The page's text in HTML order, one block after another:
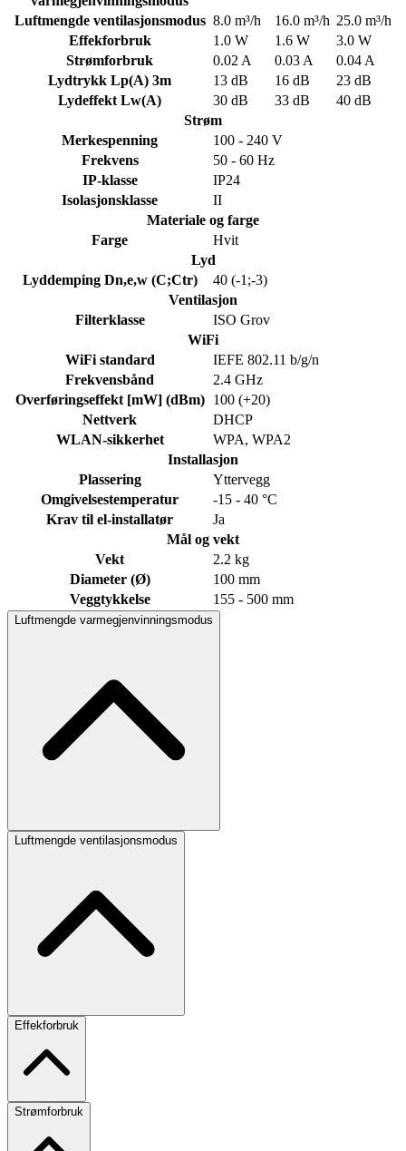
Luftmengde ventilasjonsmodus 8.0 m³/h 16.0 m³/h 25.0 m³/h
Effekforbruk
1.0 W 1.6 W
3.0 W
Strømforbruk
0.02 A 0.03 A
0.04 A
Lydtrykk Lp(A) 3m
13 dB 16 dB
23 dB
Lydeffekt Lw(A)
30 dB 33 dB
40 dB
Strøm
Merkespenning
100 - 240 V
Frekvens
50 - 60 Hz
IP-klasse
IP24
Isolasjonsklasse
II
Materiale og farge
Farge
Hvit
Lyd
Lyddemping Dn,e,w (C;Ctr)
40 (-1;-3)
Ventilasjon
Filterklasse
ISO Grov
WiFi
WiFi standard
IEFE 802.11 b/g/n
Frekvensbånd
2.4 GHz
Overføringseffekt [mW] (dBm)
100 (+20)
Nettverk
DHCP
WLAN-sikkerhet
WPA, WPA2
Installasjon
Plassering
Yttervegg
Omgivelsestemperatur
-15 - 40 °C
Krav til el-installatør
Ja
Mål og vekt
Vekt
2.2 kg
Diameter (Ø)
100 mm
Veggtykkelse
155 - 500 mm
Luftmengde varmegjenvinningsmodus
Luftmengde ventilasjonsmodus
Effekforbruk
Strømforbruk